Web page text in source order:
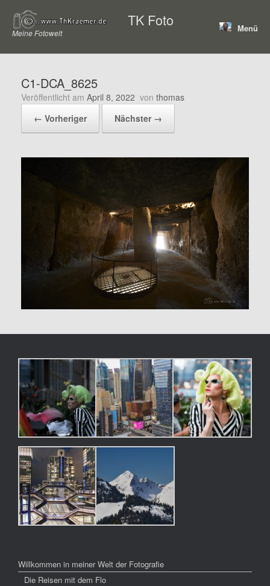
Inhalt
springen
TK Foto
Meine Fotowelt Menü
C1-DCA_8625
Veröffentlicht am April 8, 2022 von thomas
← Vorheriger
Nächster →
Willkommen in meiner Welt der Fotografie
Die Reisen mit dem Flo